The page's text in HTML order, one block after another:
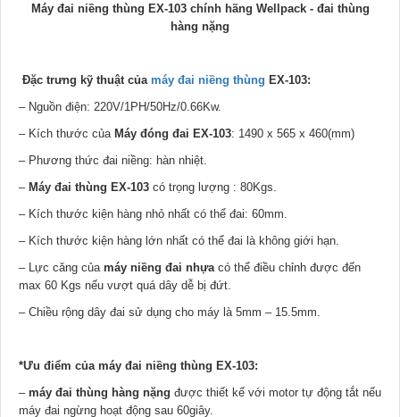
Máy đai niềng thùng EX-103 chính hãng Wellpack - đai thùng
hàng nặng
Đặc trưng kỹ thuật của máy đai niềng thùng EX-103:
– Nguồn điện: 220V/1PH/50Hz/0.66Kw.
– Kích thước của Máy đóng đai EX-103: 1490 x 565 x 460(mm)
– Phương thức đai niềng: hàn nhiệt.
– Máy đai thùng EX-103 có trọng lượng : 80Kgs.
– Kích thước kiện hàng nhỏ nhất có thể đai: 60mm.
– Kích thước kiện hàng lớn nhất có thể đai là không giới hạn.
– Lực căng của máy niềng đai nhựa có thể điều chỉnh được đến
max 60 Kgs nếu vượt quá dây dễ bị đứt.
– Chiều rộng dây đai sử dụng cho máy là 5mm – 15.5mm.
*Ưu điểm của máy đai niềng thùng EX-103:
– máy đai thùng hàng nặng được thiết kế với motor tự động tắt nếu
máy đai ngừng hoạt động sau 60giây.